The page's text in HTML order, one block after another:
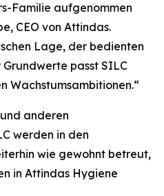
Familie aufgenommen
CEO von Attindas.
Lage, der bedienten
passt SILC
Wachstumsambitionen.“
anderen
werden in den
wie gewohnt betreut,
in Attindas Hygiene